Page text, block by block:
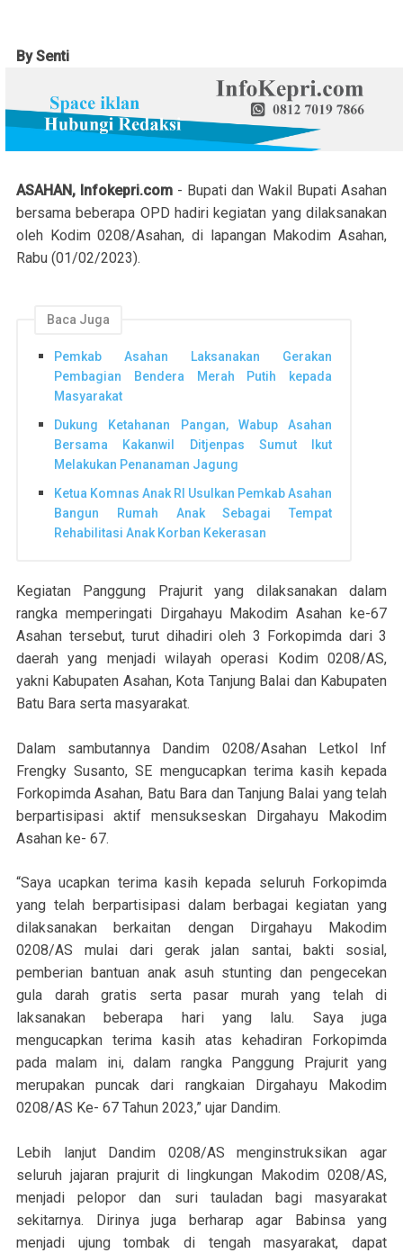
By Senti
ASAHAN, Infokepri.com - Bupati dan Wakil Bupati Asahan
bersama beberapa OPD hadiri kegiatan yang dilaksanakan
oleh Kodim 0208/Asahan, di lapangan Makodim Asahan,
Rabu (01/02/2023).
Baca Juga
Pemkab Asahan Laksanakan Gerakan
Pembagian Bendera Merah Putih kepada
Masyarakat
Dukung Ketahanan Pangan, Wabup Asahan
Bersama Kakanwil Ditjenpas Sumut Ikut
Melakukan Penanaman Jagung
Ketua Komnas Anak RI Usulkan Pemkab Asahan
Bangun Rumah Anak Sebagai Tempat
Rehabilitasi Anak Korban Kekerasan
Kegiatan Panggung Prajurit yang dilaksanakan dalam
rangka memperingati Dirgahayu Makodim Asahan ke-67
Asahan tersebut, turut dihadiri oleh 3 Forkopimda dari 3
daerah yang menjadi wilayah operasi Kodim 0208/AS,
yakni Kabupaten Asahan, Kota Tanjung Balai dan Kabupaten
Batu Bara serta masyarakat.
Dalam sambutannya Dandim 0208/Asahan Letkol Inf
Frengky Susanto, SE mengucapkan terima kasih kepada
Forkopimda Asahan, Batu Bara dan Tanjung Balai yang telah
berpartisipasi aktif mensukseskan Dirgahayu Makodim
Asahan ke- 67.
“Saya ucapkan terima kasih kepada seluruh Forkopimda
yang telah berpartisipasi dalam berbagai kegiatan yang
dilaksanakan berkaitan dengan Dirgahayu Makodim
0208/AS mulai dari gerak jalan santai, bakti sosial,
pemberian bantuan anak asuh stunting dan pengecekan
gula darah gratis serta pasar murah yang telah di
laksanakan beberapa hari yang lalu. Saya juga
mengucapkan terima kasih atas kehadiran Forkopimda
pada malam ini, dalam rangka Panggung Prajurit yang
merupakan puncak dari rangkaian Dirgahayu Makodim
0208/AS Ke- 67 Tahun 2023,” ujar Dandim.
Lebih lanjut Dandim 0208/AS menginstruksikan agar
seluruh jajaran prajurit di lingkungan Makodim 0208/AS,
menjadi pelopor dan suri tauladan bagi masyarakat
sekitarnya. Dirinya juga berharap agar Babinsa yang
menjadi ujung tombak di tengah masyarakat, dapat